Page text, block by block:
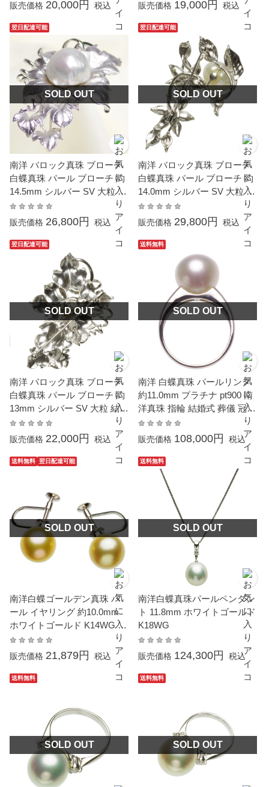
卒業式 入学式 母の日 プレゼ
ント ギフト 贈り物 6月誕生
石 カジュアル 6月誕生石
販売価格 20,000円 税込
の日 プレゼント ギフト 贈り
物 6月誕生石 カジュアル 6月
販売価格 19,000円 税込
翌日配達可能
SOLD OUT
南洋 バロック真珠 ブローチ
白蝶真珠 パール ブローチ 約
14.5mm シルバー SV 大粒 大
ぶり 真珠 結婚式 冠婚葬祭 本
真珠 成人式 卒業式 入学式 母
の日 プレゼント ギフト 贈り
物 6月誕生石 カジュアル 6月
販売価格 26,800円 税込
翌日配達可能
SOLD OUT
南洋 バロック真珠 ブローチ
白蝶真珠 パール ブローチ 約
14.0mm シルバー SV 大粒 大
ぶり 結婚式 冠婚葬祭 本真珠
成人式 卒業式 入学式 プレゼ
ント ギフト カジュアル 6月
誕生石 金属アレルギー対応
販売価格 29,800円 税込
翌日配達可能
SOLD OUT
南洋 バロック真珠 ブローチ
白蝶真珠 パール ブローチ 約
13mm シルバー SV 大粒 結婚
式 冠婚葬祭 本真珠 成人式 卒
業式 入学式 母の日 プレゼン
ト ギフト カジュアル 6月誕
生石
販売価格 22,000円 税込
送料無料
SOLD OUT
南洋 白蝶真珠 パールリング
約11.0mm プラチナ pt900 南
洋真珠 指輪 結婚式 葬儀 冠婚
葬祭 成人式 卒業 入園 入学式
母の日 プレゼント 本真珠 カ
ジュアル 6月誕生石 金属アレ
ルギー対応
販売価格 108,000円 税込
送料無料 翌日配達可能
SOLD OUT
南洋白蝶ゴールデン真珠 パ
ール イヤリング 約10.0mm
ホワイトゴールド K14WG ラ
ウンド
販売価格 21,879円 税込
送料無料
SOLD OUT
南洋白蝶真珠パールペンダン
ト 11.8mm ホワイトゴールド
K18WG
販売価格 124,300円 税込
送料無料
SOLD OUT
送料無料
SOLD OUT